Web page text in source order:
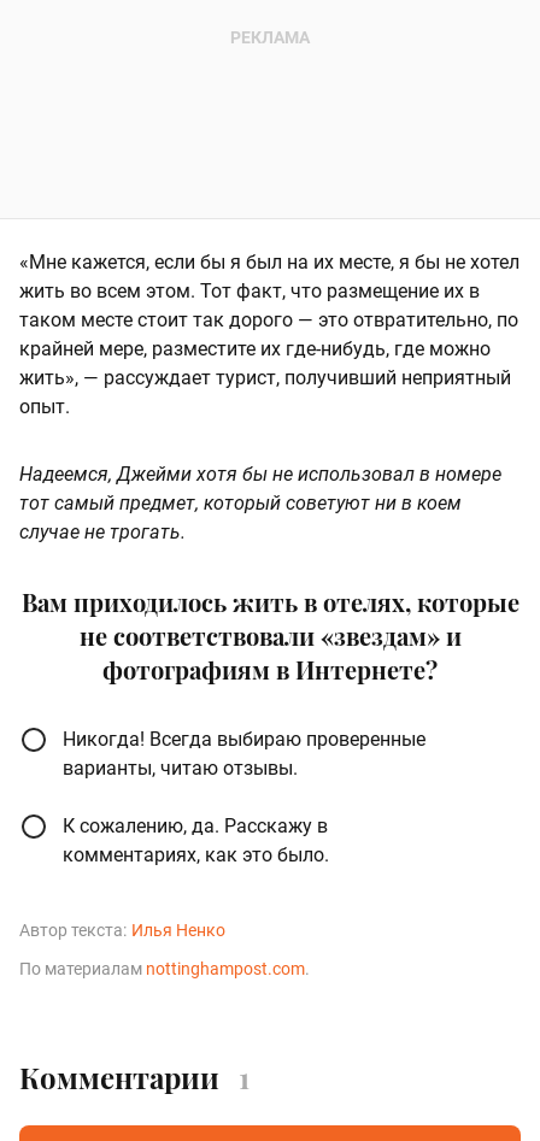
«Мне кажется, если бы я был на их месте, я бы не хотел
жить во всем этом. Тот факт, что размещение их в
таком месте стоит так дорого — это отвратительно, по
крайней мере, разместите их где-нибудь, где можно
жить», — рассуждает турист, получивший неприятный
опыт.
Надеемся, Джейми хотя бы не использовал в номере
тот самый предмет, который советуют ни в коем
случае не трогать.
Вам приходилось жить в отелях, которые
не соответствовали «звездам» и
фотографиям в Интернете?
Никогда! Всегда выбираю проверенные
варианты, читаю отзывы.
К сожалению, да. Расскажу в
комментариях, как это было.
Автор текста: Илья Ненко
По материалам nottinghampost.com.
Комментарии 1